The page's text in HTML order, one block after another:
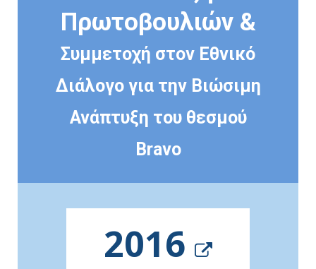
Πρωτοβουλιών &
Συμμετοχή στον Εθνικό
Διάλογο για την Βιώσιμη
Ανάπτυξη του θεσμού
Bravo
2016